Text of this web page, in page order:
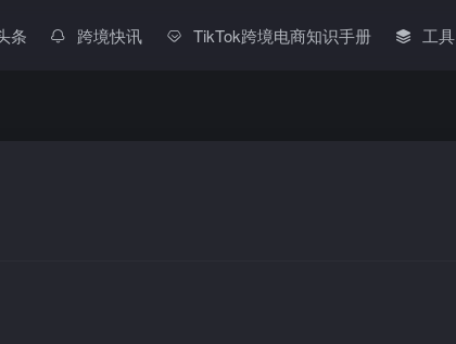
条 跨境快讯 TikTok跨境电商知识手册 工具